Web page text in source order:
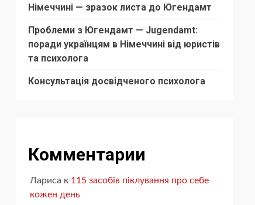
Німеччині — зразок листа до Югендамт
Проблеми з Югендамт — Jugendamt:
поради українцям в Німеччині від юристів
та психолога
Консультація досвідченого психолога
Комментарии
Лариса к 115 засобів піклування про себе
кожен день